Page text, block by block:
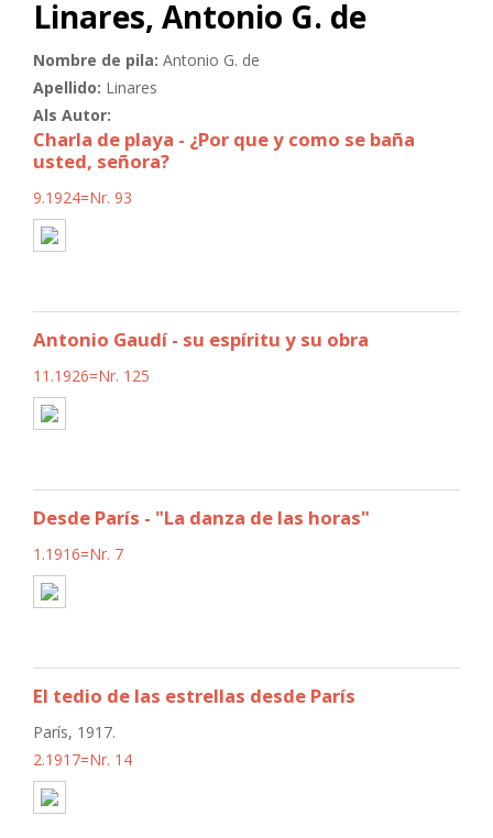
Linares, Antonio G. de
Nombre de pila: Antonio G. de
Apellido: Linares
Als Autor:
Charla de playa - ¿Por que y como se baña
usted, señora?
9.1924=Nr. 93
Antonio Gaudí - su espíritu y su obra
11.1926=Nr. 125
Desde París - "La danza de las horas"
1.1916=Nr. 7
El tedio de las estrellas desde París
París, 1917.
2.1917=Nr. 14